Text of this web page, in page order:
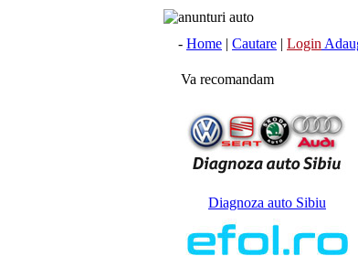
- Home | Cautare | Login
Va recomandam
Diagnoza auto Sibiu